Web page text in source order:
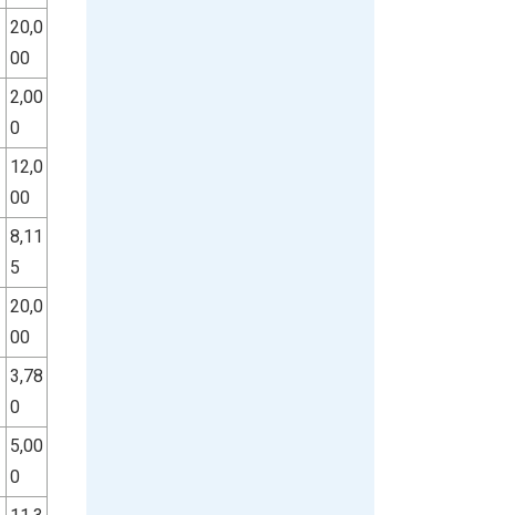
20,0
00
2,00
0
12,0
00
8,11
5
20,0
00
3,78
0
5,00
0